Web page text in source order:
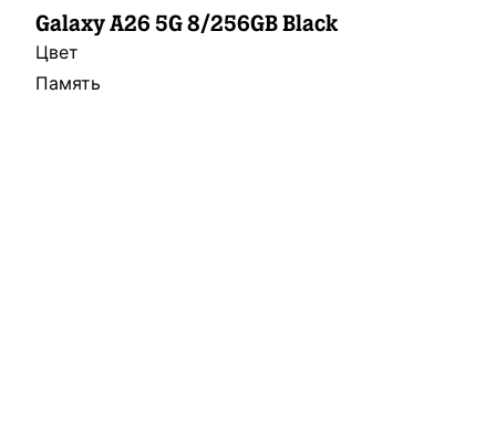
Galaxy A26 5G 8/256GB Black
Цвет
Память